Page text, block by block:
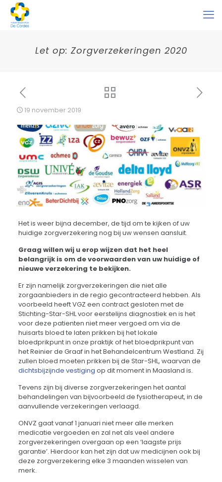
Let op: Zorgverzekeringen 2020
19 november 2019
Het is weer bijna december, de tijd om te kijken of uw
huidige zorgverzekering nog bij uw wensen aansluit.
Graag willen wij u erop wijzen dat het heel
belangrijk is om de voorwaarden van uw huidige of
nieuwe verzekering te bekijken.
Er zijn namelijk zorgverzekeringen die niet alle
zorgaanbieders in de regio gecontracteerd hebben. Als
voorbeeld heeft VGZ een contract gesloten met de
Stichting-Star-SHL voor eerstelijns diagnostiek en is het
voor deze patienten niet meer vergoed om via de
huisarts bloed te laten prikken bij het lokale
bloedprikpunt in onze praktijk of het bloedprikpunt van
het Reinier de Graaf in het Behandelcentrum Westland. Zij
zullen bloed moeten prikken bij de Star-SHL, waarvan de
dichtsbijzijnde vestiging op dit moment in Maasland is.
Tevens zijn bij diverse zorgverzekeringen het aantal
behandelingen van bijvoorbeeld de fysiotherapeut, in de
aanvullende verzekeringen verlaagd.
ONVZ gaat vanaf 1 januari niet meer alle merken
medicatie vergoeden en zal net als veel andere
zorgverzekeringen overgaan op een ‘laagste prijs
garantie’. Hierdoor kan het zijn dat uw medicijnen ook bij
deze zorgverzekering elke 3 maanden wisselen van
merk.